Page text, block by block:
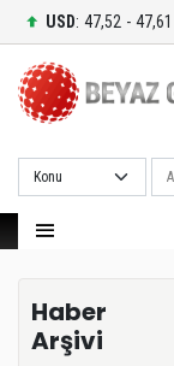
USD: 47,52 - 47,61
Ara
Haber
Arşivi